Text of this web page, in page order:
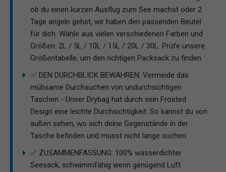
ob du einen kurzen Ausflug zum See machst oder 2
Tage angeln gehst, wir haben den passenden Beutel
für dich. Wähle aus vielen verschiedenen Farben und
Größen: 2L / 5L / 10L / 15L / 20L / 30L. Prüfe unsere
Größentabelle, um den richtigen Packsack zu finden.
✅ DEN DURCHBLICK BEWAHREN: Vermeide das
mühsame Durchsuchen von undurchsichtigen
Taschen - Unser Drybag hat durch sein Frosted
Design eine leichte Durchsichtigkeit. So kannst du von
außen sehen, wo sich deine Gegenstände in der
Tasche befinden und musst nicht lange suchen.
✅ ZUSAMMENFASSUNG: 100% wasserdichter
Seesack, schwimmfähig wenn genügend Luft